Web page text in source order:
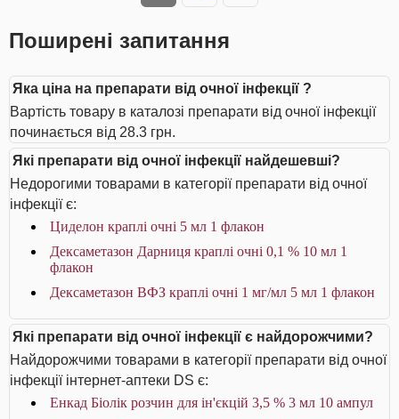
Поширені запитання
Яка ціна на препарати від очної інфекції ?
Вартість товару в каталозі препарати від очної інфекції
починається від 28.3 грн.
Які препарати від очної інфекції найдешевші?
Недорогими товарами в категорії препарати від очної
інфекції є:
Циделон краплі очні 5 мл 1 флакон
Дексаметазон Дарниця краплі очні 0,1 % 10 мл 1
флакон
Дексаметазон ВФЗ краплі очні 1 мг/мл 5 мл 1 флакон
Які препарати від очної інфекції є найдорожчими?
Найдорожчими товарами в категорії препарати від очної
інфекції інтернет-аптеки DS є:
Енкад Біолік розчин для ін'єкцій 3,5 % 3 мл 10 ампул